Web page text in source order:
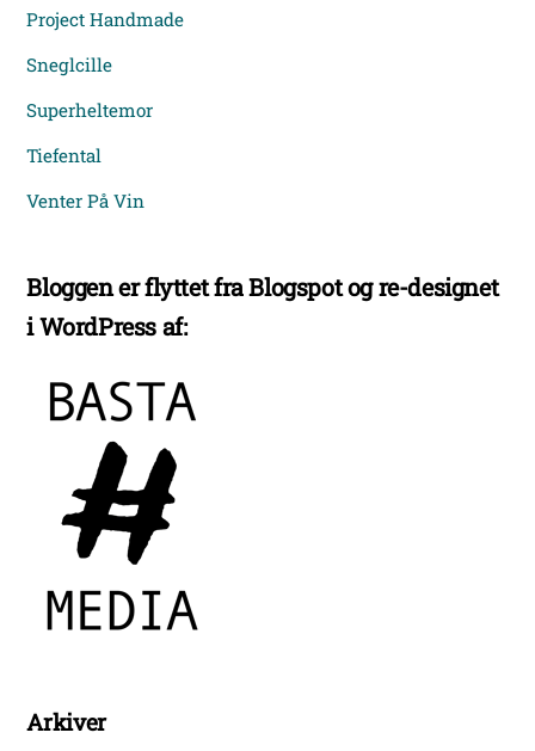
Project Handmade
Sneglcille
Superheltemor
Tiefental
Venter På Vin
Bloggen er flyttet fra Blogspot og re-designet
i WordPress af:
Arkiver